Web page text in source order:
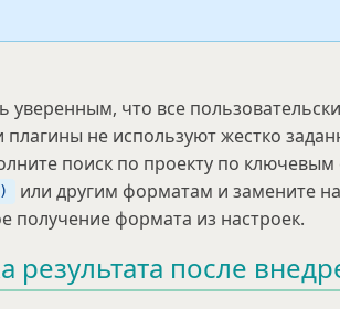
уверенным, что все
не используют жестко
поиск по проекту по ключевым
или другим форматам и замените на
получение формата из настроек.
результата после